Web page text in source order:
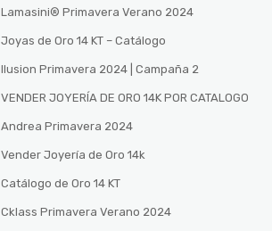
Lamasini®️ Primavera Verano 2024
Joyas de Oro 14 KT – Catálogo
Ilusion Primavera 2024 | Campaña 2
VENDER JOYERÍA DE ORO 14K POR CATALOGO
Andrea Primavera 2024
Vender Joyería de Oro 14k
Catálogo de Oro 14 KT
Cklass Primavera Verano 2024